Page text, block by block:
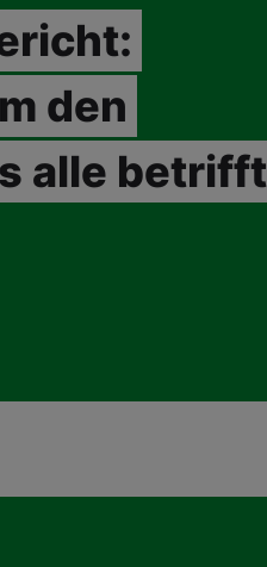
den
alle betrifft